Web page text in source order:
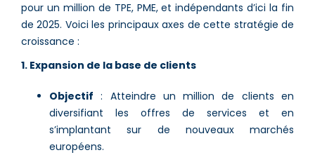
pour un million de TPE, PME, et indépendants d’ici la fin
de 2025. Voici les principaux axes de cette stratégie de
croissance :
1. Expansion de la base de clients
Objectif : Atteindre un million de clients en
diversifiant les offres de services et en
s’implantant sur de nouveaux marchés
européens.